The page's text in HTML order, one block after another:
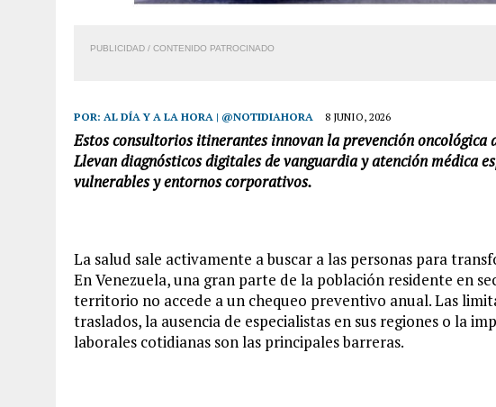
PUBLICIDAD / CONTENIDO PATROCINADO
POR: AL DÍA Y A LA HORA | @NOTIDIAHORA 8 JUNIO, 2026
Estos consultorios itinerantes innovan la prevención oncológica
Llevan diagnósticos digitales de vanguardia y atención médica
vulnerables y entornos corporativos.
La salud sale activamente a buscar a las personas para
En Venezuela, una gran parte de la población residente en
territorio no accede a un chequeo preventivo anual. Las
traslados, la ausencia de especialistas en sus regiones o la
laborales cotidianas son las principales barreras.